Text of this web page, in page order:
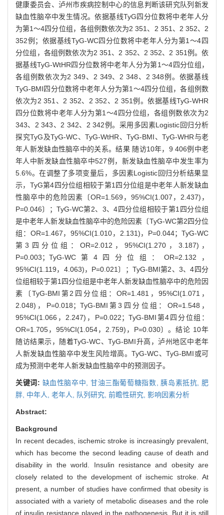
健康委员会、泸州市疾病控制中心的信息判断该研究队列新发
缺血性脑卒中发生情况。依据基线TyG四分位数将中老年人分
为第1～4四分位组，各组例数依次为2 351、2 351、2 352、2
352例；依据基线TyG-WC四分位数将中老年人分为第1～4四
分位组，各组例数依次为2 351、2 352、2 352、2 351例。依
据基线TyG-WtHR四分位数将中老年人分为第1～4四分位组，
各组例数依次为2 349、2 349、2 348、2 348例。依据基线
TyG-BMI四分位数将中老年人分为第1～4四分位组，各组例数
依次为2 351、2 352、2 352、2 351例。依据基线TyG-WHR
四分位数将中老年人分为第1～4四分位组，各组例数依次为2
343、2 343、2 342、2 342例。采用多因素Logistic回归分析
探究TyG及TyG-WC、TyG-WtHR、TyG-BMI、TyG-WHR与老
年人新发缺血性脑卒中的关系。结果 随访10年，9 406例中老
年人中新发缺血性脑卒中527例，新发缺血性脑卒中发生率为
5.6%。在调整了多项变量后，多因素Logistic回归分析结果显
示，TyG第4四分位组相较于第1四分位组是中老年人新发缺血
性脑卒中的危险因素〔OR=1.569，95%CI(1.007，2.437)，
P=0.046〕；TyG-WC第2、3、4四分位组相较于第1四分位组
是中老年人新发缺血性脑卒中的危险因素〔TyG-WC第2四分位
组：OR=1.467，95%CI(1.010，2.131)，P=0.044；TyG-WC
第3四分位组：OR=2.012，95%CI(1.270，3.187)，
P=0.003；TyG-WC第4四分位组：OR=2.132，
95%CI(1.119，4.063)，P=0.021〕；TyG-BMI第2、3、4四分
位组相较于第1四分位组是中老年人新发缺血性脑卒中的危险因
素〔TyG-BMI第2四分位组：OR=1.481，95%CI(1.071，
2.048)，P=0.018；TyG-BMI第3四分位组：OR=1.548，
95%CI(1.066，2.247)，P=0.022；TyG-BMI第4四分位组：
OR=1.705，95%CI(1.054，2.759)，P=0.030〕。结论 10年
随访结果示，随着TyG-WC、TyG-BMI升高，泸州地区中老年
人新发缺血性脑卒中发生风险增高。TyG-WC、TyG-BMI或可
成为预测中老年人新发缺血性脑卒中的预测因子。
关键词: 缺血性脑卒中, 甘油三酯葡萄糖指数, 胰岛素抵抗, 肥
胖, 中年人, 老年人, 队列研究, 前瞻性研究, 影响因素分析
Abstract:
Background
In recent decades, ischemic stroke is increasingly prevalent,
which has become the second leading cause of death and
disability in the world. Insulin resistance and obesity are
closely related to the development of ischemic stroke. At
present, a number of studies have confirmed that obesity is
associated with a variety of metabolic diseases and the role
of insulin resistance played in the pathogenesis. But it is still